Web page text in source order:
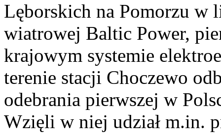
Lęborskich na Pomorzu w
wiatrowej Baltic Power,
krajowym systemie
terenie stacji Choczewo
odebrania pierwszej w
Wzięli w niej udział m.in.